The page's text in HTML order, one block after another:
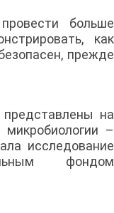
больше
как
прежде
на
–
исследование
фондом